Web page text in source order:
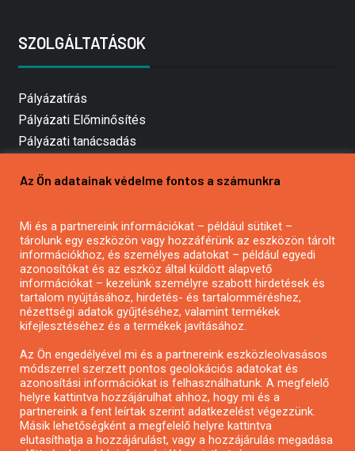
SZOLGÁLTATÁSOK
Pályázatírás
Pályázati Előminősítés
Pályázati tanácsadás
Mezőgazdasági pályázatírás
Pályázatírás civil szervezeteknek
Pályázatírás önkormányzatoknak
Pályázatfigyelés
Specifikus pályázatfigyelés vagy hírlevél
Pályázatok magánszemélyeknek
Pályázatok civil szervezeteknek
Pályázatok vállalkozásoknak
Az Ön adatainak védelme fontos a számunkra
Mi és a partnereink információkat – például sütiket –
tárolunk egy eszközön vagy hozzáférünk az eszközön tárolt
információkhoz, és személyes adatokat – például egyedi
azonosítókat és az eszköz által küldött alapvető
információkat – kezelünk személyre szabott hirdetések és
tartalom nyújtásához, hirdetés- és tartalomméréshez,
nézettségi adatok gyűjtéséhez, valamint termékek
kifejlesztéséhez és a termékek javításához.
Az Ön engedélyével mi és a partnereink eszközleolvasásos
módszerrel szerzett pontos geolokációs adatokat és
azonosítási információkat is felhasználhatunk. A megfelelő
helyre kattintva hozzájárulhat ahhoz, hogy mi és a
partnereink a fent leírtak szerint adatkezelést végezzünk.
Másik lehetőségként a megfelelő helyre kattintva
elutasíthatja a hozzájárulást, vagy a hozzájárulás megadása